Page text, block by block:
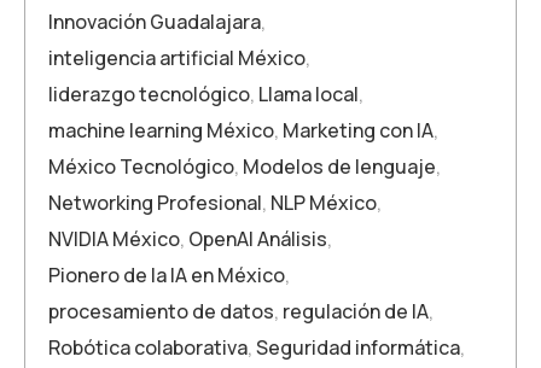
Innovación Guadalajara,
inteligencia artificial México,
liderazgo tecnológico, Llama local,
machine learning México, Marketing con IA,
México Tecnológico, Modelos de lenguaje,
Networking Profesional, NLP México,
NVIDIA México, OpenAI Análisis,
Pionero de la IA en México,
procesamiento de datos, regulación de IA,
Robótica colaborativa,Seguridad informática,